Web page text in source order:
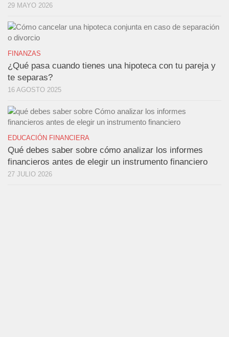
29 MAYO 2026
FINANZAS
¿Qué pasa cuando tienes una hipoteca con tu pareja y
te separas?
16 AGOSTO 2025
EDUCACIÓN FINANCIERA
Qué debes saber sobre cómo analizar los informes
financieros antes de elegir un instrumento financiero
27 JULIO 2026